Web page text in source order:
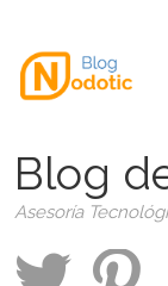
Blog
Asesoría